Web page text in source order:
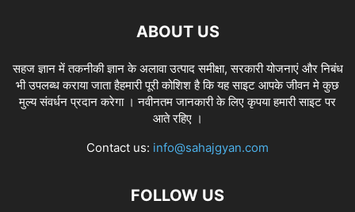
ABOUT US
सहज ज्ञान में तकनीकी ज्ञान के अलावा उत्पाद समीक्षा, सरकारी योजनाएं और निबंध
भी उपलब्ध कराया जाता हैहमारी पूरी कोशिश है कि यह साइट आपके जीवन मे कुछ
मुल्य संवर्धन प्रदान करेगा । नवीनतम जानकारी के लिए कृपया हमारी साइट पर
आते रहिए ।
Contact us: info@sahajgyan.com
FOLLOW US